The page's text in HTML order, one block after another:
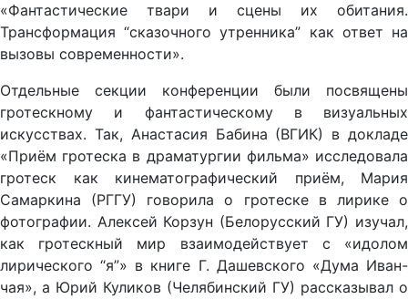
«Фантастические твари и сцены их обитания.
Трансформация “сказочного утренника” как ответ на
вызовы современности».
Отдельные секции конференции были посвящены
гротескному и фантастическому в визуальных
искусствах. Так, Анастасия Бабина (ВГИК) в докладе
«Приём гротеска в драматургии фильма» исследовала
гротеск как кинематографический приём, Мария
Самаркина (РГГУ) говорила о гротеске в лирике о
фотографии. Алексей Корзун (Белорусский ГУ) изучал,
как гротескный мир взаимодействует с «идолом
лирического “я”» в книге Г. Дашевского «Дума Иван-
чая», а Юрий Куликов (Челябинский ГУ) рассказывал о